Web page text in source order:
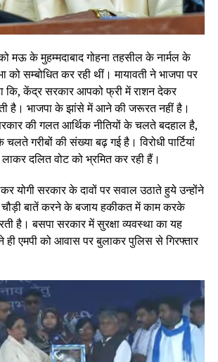
मऊ के मुहम्मदाबाद गोहना तहसील के नार्मल के
को सम्बोधित कर रही थीं। मायावती ने भाजपा पर
कि, केंद्र सरकार आपको फ्री में राशन देकर
है। भाजपा के झांसे में आने की जरूरत नहीं है।
की गलत आर्थिक नीतियों के चलते बदहाल है,
गरीबों की संख्या बढ़ गई है। विरोधी पार्टियां
लाकर दलित वोट को भ्रमित कर रही हैं।
योगी सरकार के दावों पर सवाल उठाते हुये उन्होंने
चौड़ी बातें करने के बजाय हकीकत में काम करके
है। बसपा सरकार में सुरक्षा व्यवस्था का यह
एमपी को आवास पर बुलाकर पुलिस से गिरफ्तार